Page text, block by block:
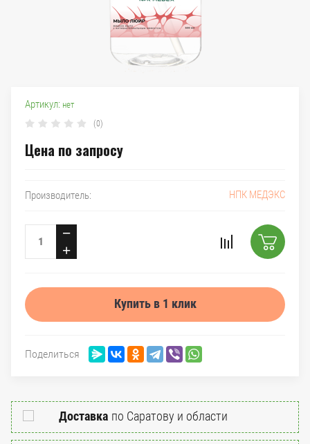
Артикул: нет
(0)
Цена по запросу
Производитель: НПК МЕДЭКС
−
+
Купить в 1 клик
Поделиться
Доставка по Саратову и области